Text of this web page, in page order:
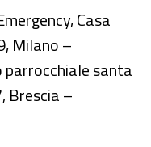
Casa
Milano –
parrocchiale santa
Brescia –